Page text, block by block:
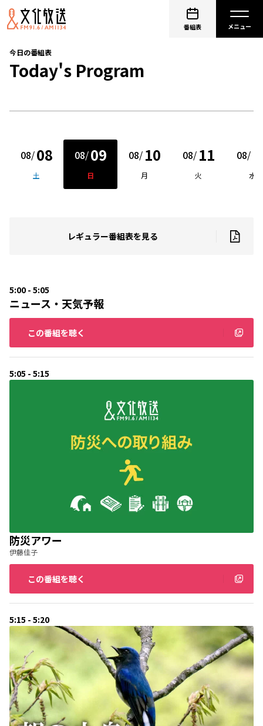
番組表
今日の番組表
Today's Program
08/08
土
08/09
日
08/ 10
月
08/ 11
火
08/
水
レギュラー番組表を見る
5:00 - 5:05
ニュース・天気予報
この番組を聴く
5:05 - 5:15
防災アワー
伊藤佳子
この番組を聴く
5:15 - 5:20